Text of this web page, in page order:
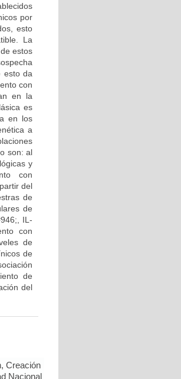
por
esto
La
estos
esto da
con
en la
es
en los
a
son: al
y
con
del
de
de
IL-
con
de
de
de
del
Creación
Nacional